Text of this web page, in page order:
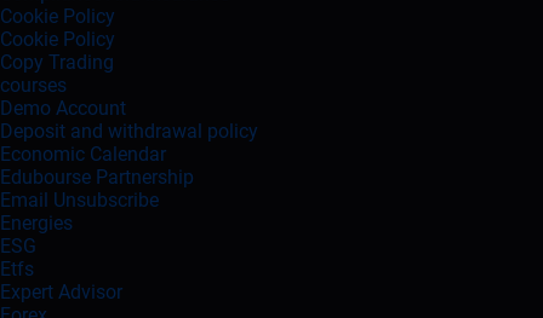
Cookie Policy
Cookie Policy
Copy Trading
courses
Demo Account
Deposit and withdrawal policy
Economic Calendar
Edubourse Partnership
Email Unsubscribe
Energies
ESG
Etfs
Expert Advisor